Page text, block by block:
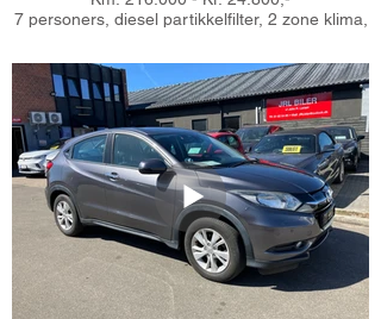
7 personers, diesel partikkelfilter, 2 zone klima,
cd/radio, 16" alufælge, vinterhjul, el-sidespejle,
tågelygter, 4x el-ruder, regnsensor, automatisk
lys, 6 airbags, esp, fjernb. centrallås,
kørecomputer, læderrat, højdejust. førersæde,
splitbagsæde, integrerede rullegardiner, isofix,
synet 7-10-2025, Sælges kun engros til cvr-
nummer, Ring for prøvekørsel - tlf 51625485